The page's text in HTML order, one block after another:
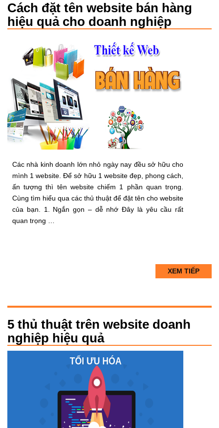
Cách đặt tên website bán hàng
hiệu quả cho doanh nghiệp
Các nhà kinh doanh lớn nhỏ ngày nay đều sở hữu cho
mình 1 website. Để sở hữu 1 website đẹp, phong cách,
ấn tượng thì tên website chiếm 1 phần quan trọng.
Cùng tìm hiểu qua các thủ thuật để đặt tên cho website
của bạn. 1. Ngắn gọn – dễ nhớ Đây là yêu cầu rất
quan trọng …
XEM TIẾP
5 thủ thuật trên website doanh
nghiệp hiệu quả